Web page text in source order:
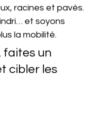
racines et pavés.
et soyons
la mobilité.
faites un
cibler les